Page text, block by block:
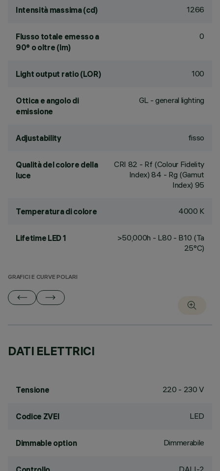
Intensità massima (cd) 1266
Flusso totale emesso a
90° o oltre (lm)
0
Light output ratio (LOR) 100
Ottica e angolo di
emissione
GL - general lighting
Adjustability fisso
Qualità del colore della
luce
CRI 82 - Rf (Colour Fidelity
Index) 84 - Rg (Gamut
Index) 95
Temperatura di colore 4000 K
Lifetime LED 1
>50,000h - L80 - B10 (Ta
25°C)
GRAFICI E CURVE POLARI
DATI ELETTRICI
Tensione 220 - 230 V
Codice ZVEI LED
Dimmable option Dimmerabile
DALI-2